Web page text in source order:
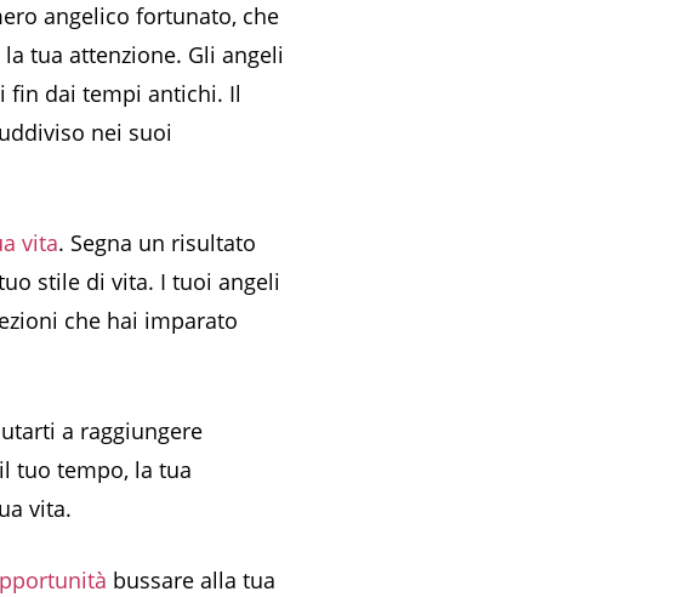
angelico fortunato, che
tua attenzione. Gli angeli
fin dai tempi antichi. Il
nei suoi
vita. Segna un risultato
stile di vita. I tuoi angeli
che hai imparato
a raggiungere
tuo tempo, la tua
vita.
bussare alla tua